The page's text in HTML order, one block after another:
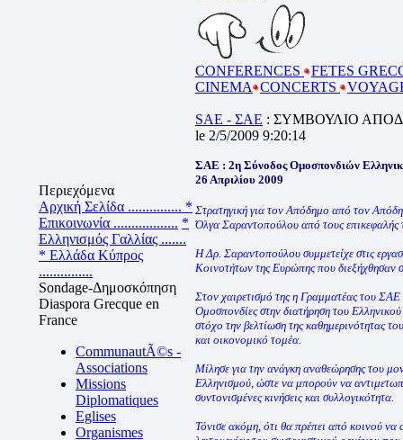
Περιεχόμενα
Αρχική Σελίδα ............... *
Επικοινωνία .................. *
Ελληνισμός Γαλλίας .......
* Ελλάδα Κύπρος
...............
Sondage-Δημοσκόπηση
Diaspora Grecque en
France
CommunautÃ©s -
Associations
Missions
Diplomatiques
Eglises
Organismes
CONFERENCES
FETES
CINEMA CONCERTS
SAE - ΣΑΕ : ΣΥΜΒΟΥΛΙΟ
le 2/5/2009 9:20:14
ΣΑΕ : 2η Σύνοδος Ομοσπονδιών
26 Απριλίου 2009
Στρατηγική για τον Απόδημο από τον
Όλγα Σαραντοπούλου από τους
Η Δρ. Σαραντοπούλου συμμετείχε στις
Κοινοτήτων της Ευρώπης που διεξήχθησαν
Στον χαιρετισμό της η Γραμματέας του
Ομοσπονδίες στην διατήρηση του
στόχο την βελτίωση της καθημερινότητας
και οικονομικό τομέα.
Μίλησε για την ανάγκη αναθεώρησης του
Ελληνισμού, ώστε να μπορούν να
συντονισμένες κινήσεις και συλλογικότητα.
Τόνισε ακόμη, ότι θα πρέπει από κοινού να